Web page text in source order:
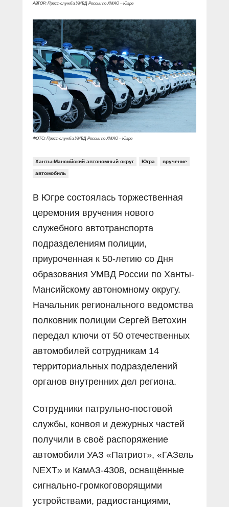
Социальные ролики
Документальные фильмы
Прямой разговор
В знании сила
Специальный репортаж
КиберПОСТОВОЙ
Журнал «Полиция России»
О ПОРТАЛЕ
Контакты
Вакансии
АВТОР: Пресс-служба УМВД России по ХМАО – Югре
ФОТО: Пресс-служба УМВД России по ХМАО – Югре
Ханты-Мансийский автономный округ Югра вручение
автомобиль
В Югре состоялась торжественная
церемония вручения нового
служебного автотранспорта
подразделениям полиции,
приуроченная к 50-летию со Дня
образования УМВД России по Ханты-
Мансийскому автономному округу.
Начальник регионального ведомства
полковник полиции Сергей Ветохин
передал ключи от 50 отечественных
автомобилей сотрудникам 14
территориальных подразделений
органов внутренних дел региона.
Сотрудники патрульно-постовой
службы, конвоя и дежурных частей
получили в своё распоряжение
автомобили УАЗ «Патриот», «ГАЗель
NEXT» и КамАЗ-4308, оснащённые
сигнально-громкоговорящими
устройствами, радиостанциями,